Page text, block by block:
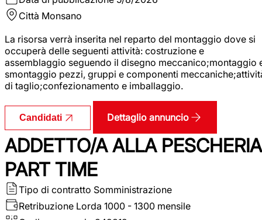
Città Monsano
La risorsa verrà inserita nel reparto del montaggio dove si
occuperà delle seguenti attività: costruzione e
assemblaggio seguendo il disegno meccanico;montaggio
smontaggio pezzi, gruppi e componenti
di taglio;confezionamento e imballaggio.
Candidati Dettaglio annuncio
ADDETTO/A ALLA PESCHERIA
PART TIME
Tipo di contratto Somministrazione
Retribuzione Lorda 1000 - 1300 mensile